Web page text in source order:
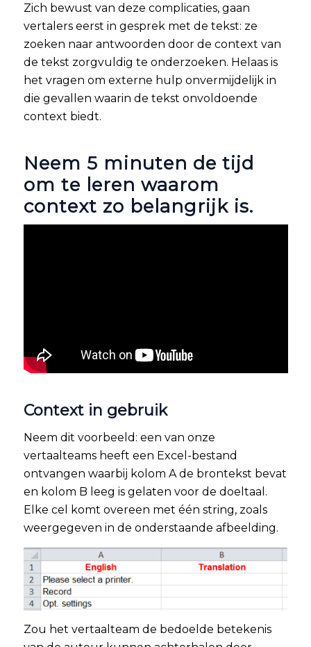
Zich bewust van deze complicaties, gaan
vertalers eerst in gesprek met de tekst: ze
zoeken naar antwoorden door de context van
de tekst zorgvuldig te onderzoeken. Helaas is
het vragen om externe hulp onvermijdelijk in
die gevallen waarin de tekst onvoldoende
context biedt.
Neem 5 minuten de tijd
om te leren waarom
context zo belangrijk is.
Context in gebruik
Neem dit voorbeeld: een van onze
vertaalteams heeft een Excel-bestand
ontvangen waarbij kolom A de brontekst bevat
en kolom B leeg is gelaten voor de doeltaal.
Elke cel komt overeen met één string, zoals
weergegeven in de onderstaande afbeelding.
Zou het vertaalteam de bedoelde betekenis